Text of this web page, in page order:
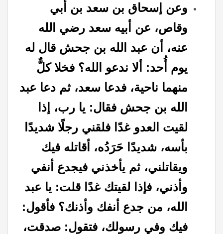
وعن إسحاق بن سعد بن أبي
وقاص، عن أبيه سعد رضي الله
عنه، أن عبد الله بن جحش قال له
يوم أُحد: ألا ندعو الله؟ فخلا كلٌّ
منهما ناحية، فدعا سعد، ثم دعا عبد
الله بن جحش فقال: يا رب، إذا
لقيت العدو غدًا فلقني رجلًا شديدًا
بأسه، شديدًا حَرَدُه، أقاتله فيك
ويقاتلني، ثم يأخذني فيجدع أنفي
وأذني، فإذا لقيتك غدًا قلت: يا عبد
الله، من جدع أنفك وأذنك؟ فأقول:
فيك وفي رسولك، فتقول: صدقت،